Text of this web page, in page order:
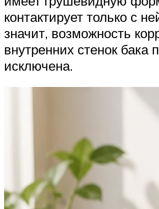
контактирует только с
значит, возможность
внутренних стенок бака
исключена.